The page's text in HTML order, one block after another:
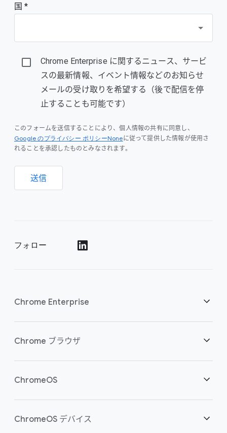
国 *
Chrome Enterprise に関するニュース、サービ
スの最新情報、イベント情報などのお知らせ
メールの受け取りを希望する（後で配信を停
止することも可能です）
このフォームを送信することにより、個人情報の共有に同意し、
Google のプライバシー ポリシーNoneに従って提供した情報が使用さ
れることを承認したものとみなされます。
送信
フォロー
Chrome Enterprise
セキュリティ
Chrome ブラウザ
概要
ChromeOS
概要
ChromeOS デバイス